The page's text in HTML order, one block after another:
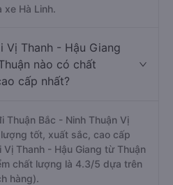
xe Hà Linh.
Vị Thanh - Hậu Giang
nào có chất
cấp nhất?
Thuận Bắc - Ninh Thuận Vị
tốt, xuất sắc, cao cấp
Thanh - Hậu Giang từ Thuận
chất lượng là 4.3/5 dựa trên
hàng).